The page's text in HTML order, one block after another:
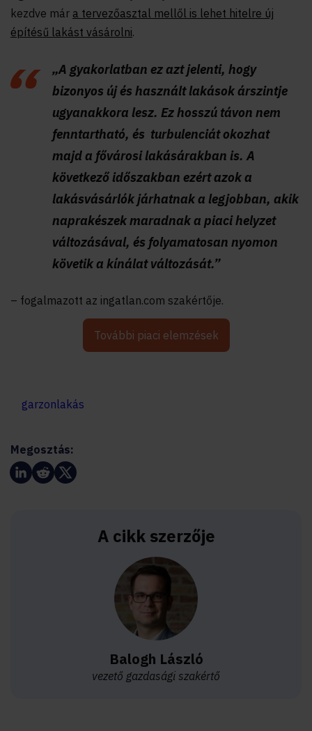
kezdve már a tervezőasztal mellől is lehet hitelre új
építésű lakást vásárolni.
„A gyakorlatban ez azt jelenti, hogy
bizonyos új és használt lakások árszintje
ugyanakkora lesz. Ez hosszú távon nem
fenntartható, és turbulenciát okozhat
majd a fővárosi lakásárakban is. A
következő időszakban ezért azok a
lakásvásárlók járhatnak a legjobban, akik
naprakészek maradnak a piaci helyzet
változásával, és folyamatosan nyomon
követik a kínálat változását.”
– fogalmazott az ingatlan.com szakértője.
További piaci elemzések
garzonlakás
Megosztás:
A cikk szerzője
Balogh László
vezető gazdasági szakértő